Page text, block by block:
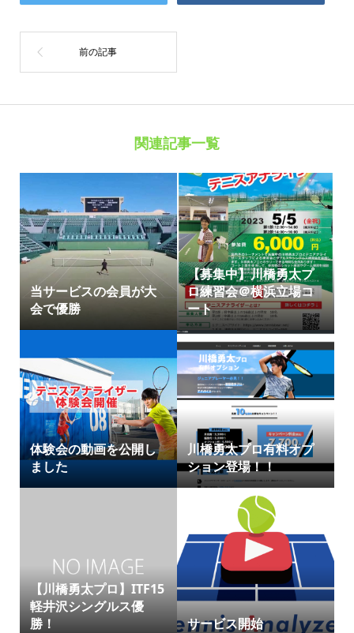
関連記事一覧
当サービスの会員が大
会で優勝
【募集中】川橋勇太プ
ロ練習会＠横浜立場コ
ート
体験会の動画を公開し
ました
川橋勇太プロ有料オプ
ション登場！！
【川橋勇太プロ】ITF15
軽井沢シングルス優
勝！
サービス開始